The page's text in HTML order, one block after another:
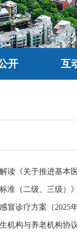
开 互
读《关于推进基本
准（二级、三级）
冒诊疗方案（2025
机构与养老机构协